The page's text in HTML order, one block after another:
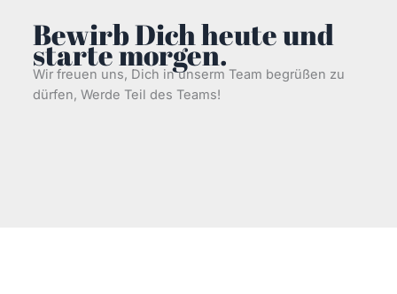
Bewirb Dich heute und
starte morgen.
Wir freuen uns, Dich in unserm Team begrüßen zu
dürfen, Werde Teil des Teams!